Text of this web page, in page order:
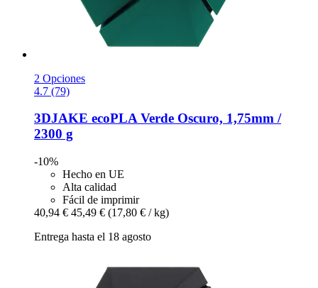
2 Opciones
4.7 (79)
3DJAKE ecoPLA Verde Oscuro, 1,75mm /
2300 g
-10%
Hecho en UE
Alta calidad
Fácil de imprimir
40,94 € 45,49 € (17,80 € / kg)
Entrega hasta el 18 agosto